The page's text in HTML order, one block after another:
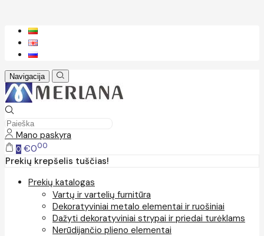
Navigacija
Mano paskyra
0 €000
Prekių krepšelis tuščias!
Prekių katalogas
Vartų ir vartelių furnitūra
Dekoratyviniai metalo elementai ir ruošiniai
Dažyti dekoratyviniai strypai ir priedai turėklams
Nerūdijančio plieno elementai